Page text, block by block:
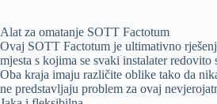
Alat za omatanje SOTT Factotum
Ovaj SOTT Factotum je ultimativno
mjesta s kojima se svaki instalater redovito
Oba kraja imaju različite oblike tako da
ne predstavljaju problem za ovaj